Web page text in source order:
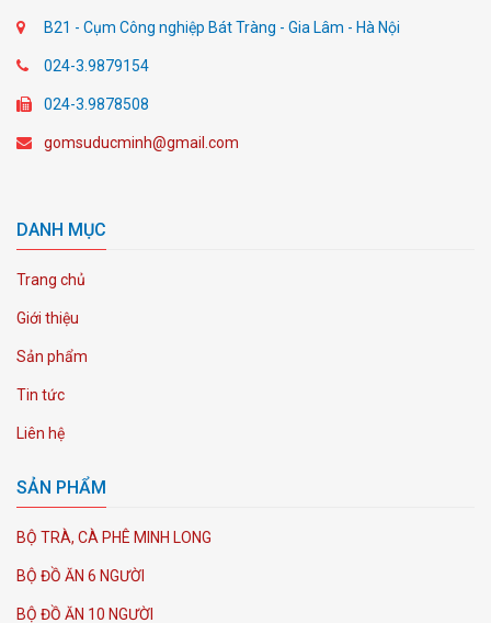
B21 - Cụm Công nghiệp Bát Tràng - Gia Lâm - Hà Nội
024-3.9879154
024-3.9878508
gomsuducminh@gmail.com
DANH MỤC
Trang chủ
Giới thiệu
Sản phẩm
Tin tức
Liên hệ
SẢN PHẨM
BỘ TRÀ, CÀ PHÊ MINH LONG
BỘ ĐỒ ĂN 6 NGƯỜI
BỘ ĐỒ ĂN 10 NGƯỜI